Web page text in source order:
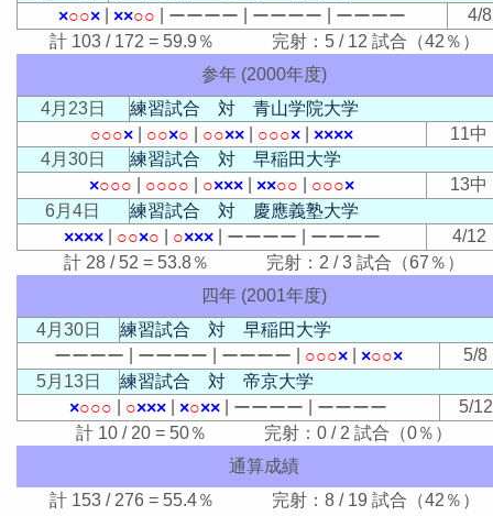
×○○× |××○○ ーーーー ーーーー ーーーー
4/8
計 103 / 172 = 59.9％ 完射：5 / 12 試合（42％）
参年 (2000年度)
4月23日
練習試合 対 青山学院大学
○○○× ○○×○ ○○×× ○○○× |××××
11中
4月30日
練習試合 対 早稲田大学
×○○○ ○○○○ ○××× |××○○ ○○○×
13中
6月4日
練習試合 対 慶應義塾大学
××××| ○○×○ ○×××| ーーーー ーーーー
4/12
計 28 / 52 = 53.8％ 完射：2 / 3 試合（67％）
四年 (2001年度)
4月30日
練習試合 対 早稲田大学
ーーーー ーーーー ーーーー ○○○× ×○○×
5/8
5月13日
練習試合 対 帝京大学
×○○○ ○××× ×○×× ーーーー ーーーー
5/12
計 10 / 20 = 50％ 完射：0 / 2 試合（0％）
通算成績
計 153 / 276 = 55.4％ 完射：8 / 19 試合（42％）